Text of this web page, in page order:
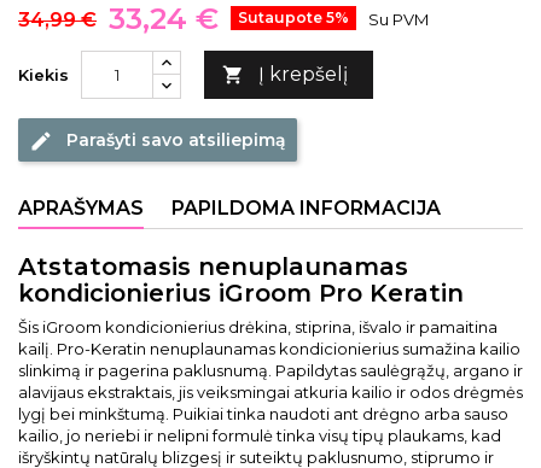
34,99 € 33,24 € Sutaupote 5% Su PVM
Kiekis  Į krepšelį
edit Parašyti savo atsiliepimą
APRAŠYMAS PAPILDOMA INFORMACIJA
Atstatomasis nenuplaunamas
kondicionierius iGroom Pro Keratin
Šis iGroom kondicionierius drėkina, stiprina, išvalo ir pamaitina
kailį. Pro-Keratin nenuplaunamas kondicionierius sumažina kailio
slinkimą ir pagerina paklusnumą. Papildytas saulėgrąžų, argano ir
alavijaus ekstraktais, jis veiksmingai atkuria kailio ir odos drėgmės
lygį bei minkštumą. Puikiai tinka naudoti ant drėgno arba sauso
kailio, jo neriebi ir nelipni formulė tinka visų tipų plaukams, kad
išryškintų natūralų blizgesį ir suteiktų paklusnumo, stiprumo ir